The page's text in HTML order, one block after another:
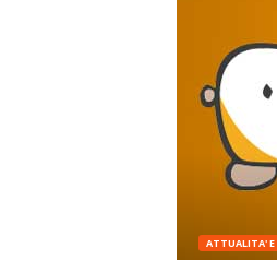
ATTUALITA'